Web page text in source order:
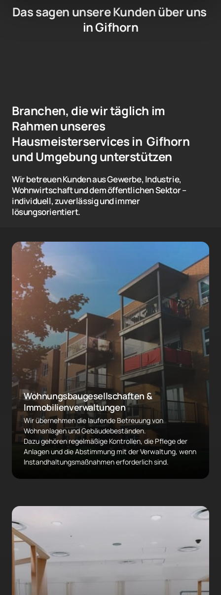
Das sagen unsere Kunden über uns
in Gifhorn
Branchen, die wir täglich im
Rahmen unseres
Hausmeisterservices in  Gifhorn
und Umgebung unterstützen
Wir betreuen Kunden aus Gewerbe, Industrie,
Wohnwirtschaft und dem öffentlichen Sektor –
individuell, zuverlässig und immer
lösungsorientiert.
Wohnungsbaugesellschaften &
Immobilienverwaltungen
Wir übernehmen die laufende Betreuung von
Wohnanlagen und Gebäudebeständen.
Dazu gehören regelmäßige Kontrollen, die Pflege der
Anlagen und die Abstimmung mit der Verwaltung, wenn
Instandhaltungsmaßnahmen erforderlich sind.